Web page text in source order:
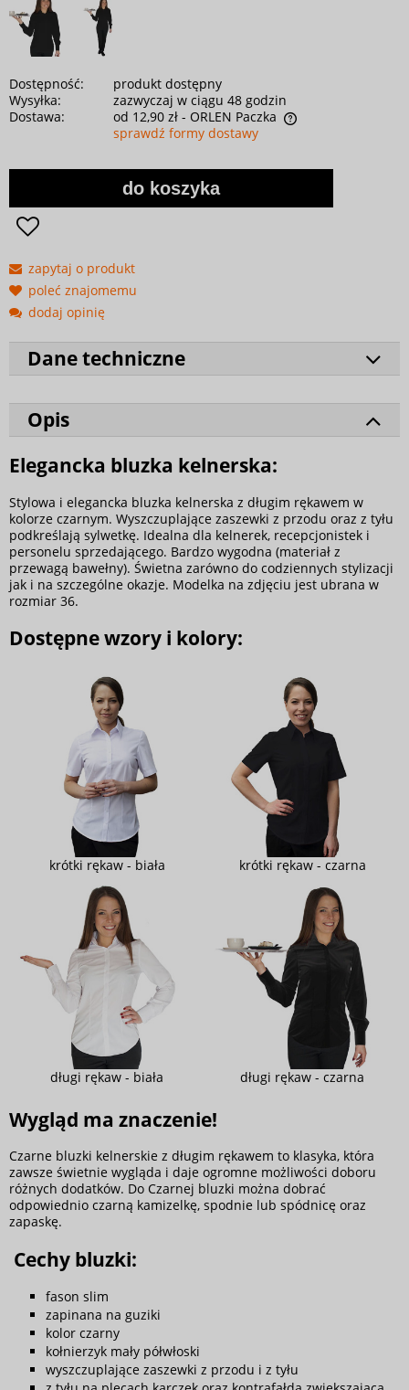
Dostępność:
produkt dostępny
Wysyłka:
zazwyczaj w ciągu 48 godzin
Dostawa:
od 12,90 zł - ORLEN Paczka
sprawdź formy dostawy
do koszyka
zapytaj o produkt
poleć znajomemu
dodaj opinię
Dane techniczne
Opis
Elegancka bluzka kelnerska:
Stylowa i elegancka bluzka kelnerska z długim rękawem w
kolorze czarnym. Wyszczuplające zaszewki z przodu oraz z tyłu
podkreślają sylwetkę. Idealna dla kelnerek, recepcjonistek i
personelu sprzedającego. Bardzo wygodna (materiał z
przewagą bawełny). Świetna zarówno do codziennych stylizacji
jak i na szczególne okazje. Modelka na zdjęciu jest ubrana w
rozmiar 36.
Dostępne wzory i kolory:
krótki rękaw - biała krótki rękaw - czarna
długi rękaw - biała długi rękaw - czarna
Wygląd ma znaczenie!
Czarne bluzki kelnerskie z długim rękawem to klasyka, która
zawsze świetnie wygląda i daje ogromne możliwości doboru
różnych dodatków. Do Czarnej bluzki można dobrać
odpowiednio czarną kamizelkę, spodnie lub spódnicę oraz
zapaskę.
Cechy bluzki:
fason slim
zapinana na guziki
kolor czarny
kołnierzyk mały półwłoski
wyszczuplające zaszewki z przodu i z tyłu